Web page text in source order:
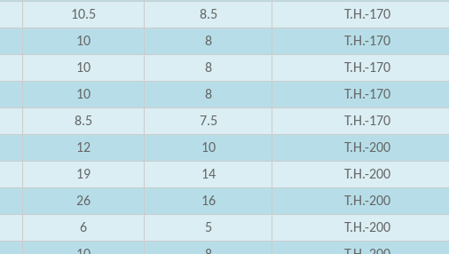
10.5 8.5
T.H.-170
10 8
T.H.-170
10 8
T.H.-170
10 8
T.H.-170
8.5 7.5
T.H.-170
12 10
T.H.-200
19 14
T.H.-200
26 16
T.H.-200
6 5
T.H.-200